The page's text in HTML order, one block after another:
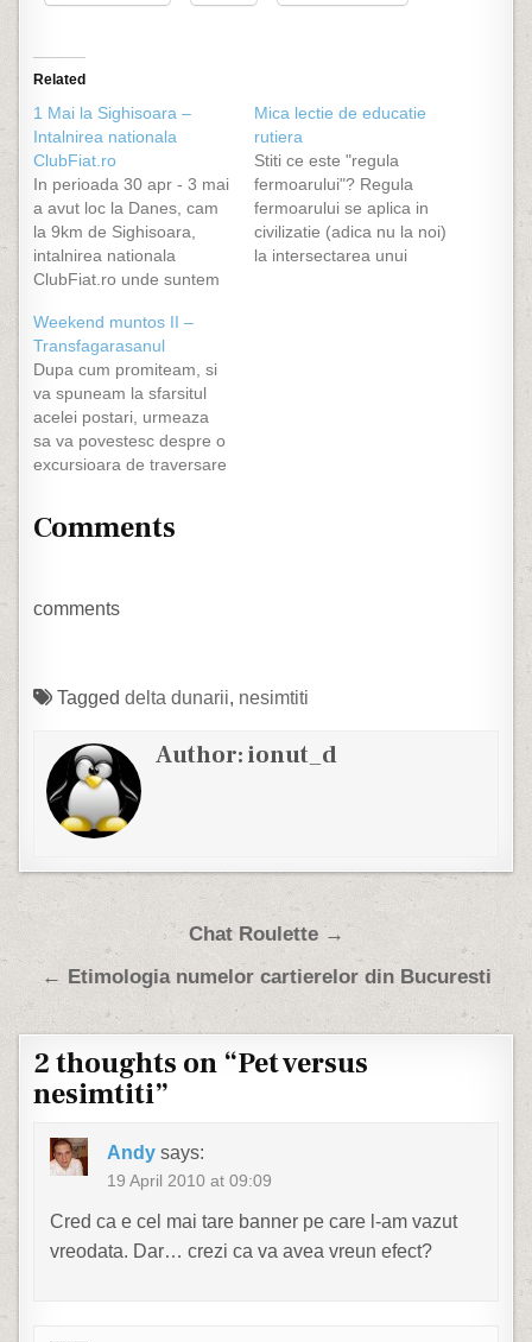
Related
1 Mai la Sighisoara –
Intalnirea nationala
ClubFiat.ro
In perioada 30 apr - 3 mai
a avut loc la Danes, cam
la 9km de Sighisoara,
intalnirea nationala
ClubFiat.ro unde suntem
pe 1 mai din motive de
job, ne-am cazat repede
si am plecat spre
Sighisoara sa vizitam
cetatea. In mod sigur am
uitat…
Mica lectie de educatie
rutiera
Stiti ce este "regula
fermoarului"? Regula
fermoarului se aplica in
civilizatie (adica nu la noi)
la intersectarea unui
Weekend muntos II –
Transfagarasanul
Dupa cum promiteam, si
va spuneam la sfarsitul
acelei postari, urmeaza
sa va povestesc despre o
excursioara de traversare
pe BucketList-ul meu.
rupti de oboseala si de
Comments
comments
Taggeddelta dunarii, nesimtiti
Author:ionut_d
Post navigationChat Roulette →
← Etimologia numelor cartierelor din Bucuresti
2 thoughts on “Pet versus
nesimtiti”
Andy says:
19 April 2010 at 09:09
Cred ca e cel mai tare banner pe care l-am vazut
vreodata. Dar… crezi ca va avea vreun efect?